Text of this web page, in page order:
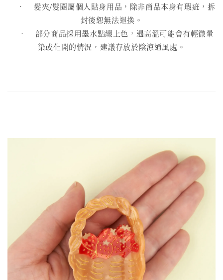
• 髮夾/髮圈屬個人貼身用品，除非商品本身有瑕疵，拆
封後恕無法退換。
• 部分商品採用墨水點綴上色，遇高溫可能會有輕微暈
染或化開的情況，建議存放於陰涼通風處。